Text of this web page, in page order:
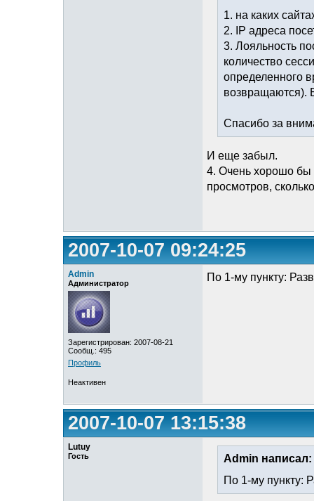
1. на каких
2. IP адреса
3. Лояльность
количество
определенного
возвращаются).
Спасибо за
И еще забыл.
4. Очень хорошо бы
просмотров,
2007-10-07 09:24:25
Admin
Администратор
Зарегистрирован: 2007-08-21
Сообщ.: 495
Профиль
По 1-му пункту:
Неактивен
2007-10-07 13:15:38
Lutuy
Гость
Admin написал:
По 1-му пункту: